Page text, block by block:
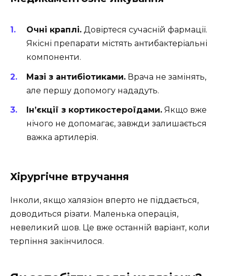
Очні краплі. Довіртеся сучасній фармації.
Якісні препарати містять антибактеріальні
компоненти.
Мазі з антибіотиками. Врача не замінять,
але першу допомогу нададуть.
Ін’єкції з кортикостероїдами. Якщо вже
нічого не допомагає, завжди залишається
важка артилерія.
Хірургічне втручання
Інколи, якщо халязіон вперто не піддається,
доводиться різати. Маленька операція,
невеликий шов. Це вже останній варіант, коли
терпіння закінчилося.